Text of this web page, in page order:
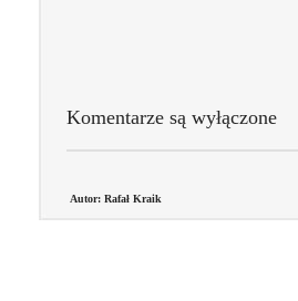
Komentarze są wyłączone
Autor: Rafał Kraik